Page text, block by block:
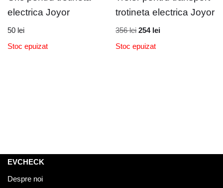
electrica Joyor
50 lei
Stoc epuizat
trotineta electrica Joyor
356lei 254 lei
Stoc epuizat
EVCHECK
Despre noi